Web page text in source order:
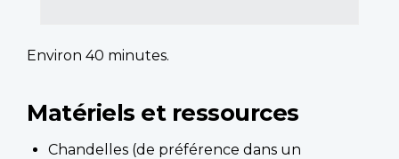
Environ 40 minutes.
Matériels et ressources
Chandelles (de préférence dans un